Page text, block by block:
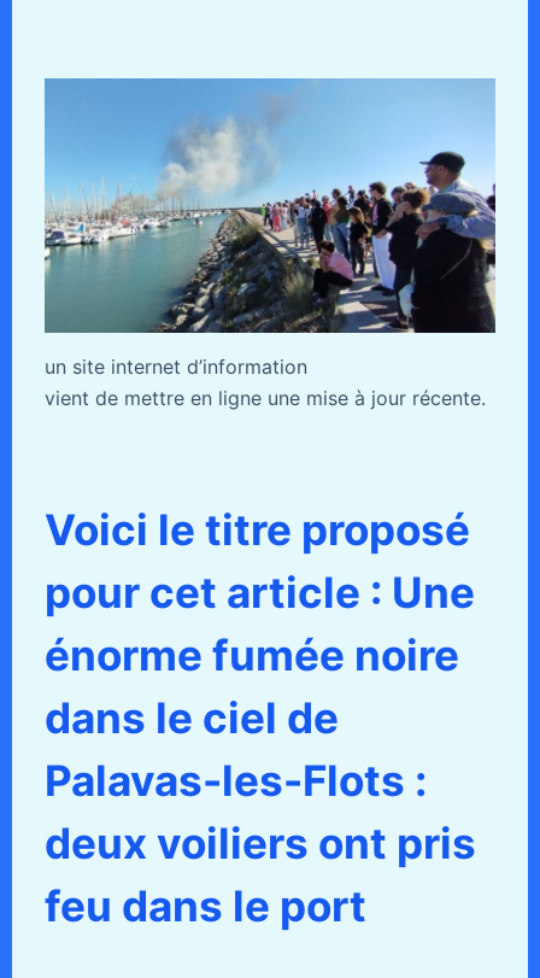
un site internet d’information
vient de mettre en ligne une mise à jour récente.
Voici le titre proposé
pour cet article : Une
énorme fumée noire
dans le ciel de
Palavas-les-Flots :
deux voiliers ont pris
feu dans le port